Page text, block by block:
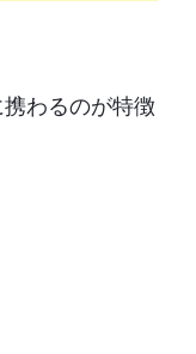
わるのが特徴